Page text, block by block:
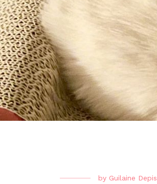
by Guilaine Depis